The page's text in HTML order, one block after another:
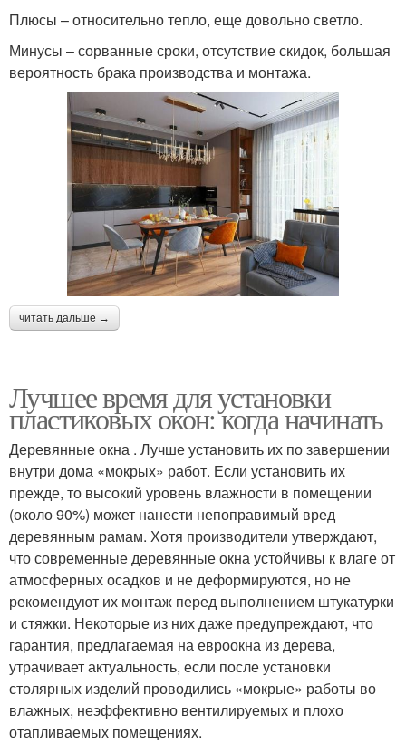
Плюсы – относительно тепло, еще довольно светло.
Минусы – сорванные сроки, отсутствие скидок, большая
вероятность брака производства и монтажа.
читать дальше →
Лучшее время для установки
пластиковых окон: когда начинать
Деревянные окна . Лучше установить их по завершении
внутри дома «мокрых» работ. Если установить их
прежде, то высокий уровень влажности в помещении
(около 90%) может нанести непоправимый вред
деревянным рамам. Хотя производители утверждают,
что современные деревянные окна устойчивы к влаге от
атмосферных осадков и не деформируются, но не
рекомендуют их монтаж перед выполнением штукатурки
и стяжки. Некоторые из них даже предупреждают, что
гарантия, предлагаемая на евроокна из дерева,
утрачивает актуальность, если после установки
столярных изделий проводились «мокрые» работы во
влажных, неэффективно вентилируемых и плохо
отапливаемых помещениях.